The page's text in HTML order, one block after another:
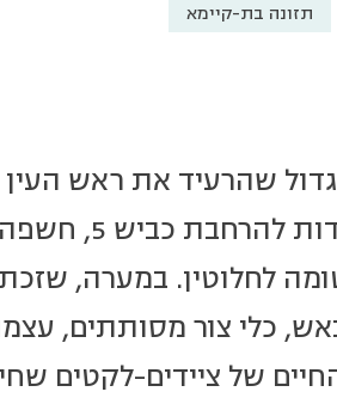
תזונה בת-קיימא
נשמע פיצוץ גדול שהרעיד את
להרעיד את עולם
לחלוטין. במערה,
כלי צור מסותתים,
של ציידים-לקטים